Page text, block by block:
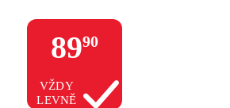
8990
VŽDY
LEVNĚ